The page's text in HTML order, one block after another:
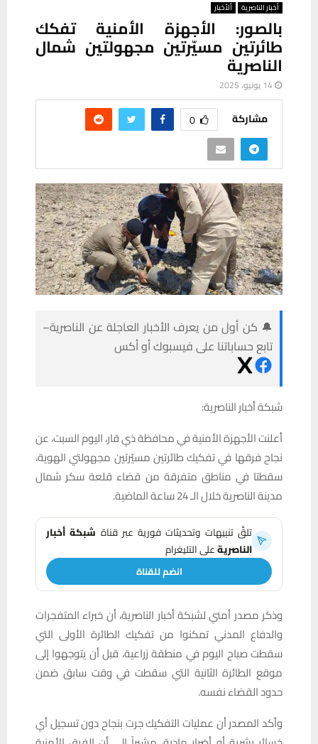
أخبار الناصرية ألأخبار
بالصور: الأجهزة الأمنية تفكك
طائرتين مسيّرتين مجهولتين شمال
الناصرية
14 يونيو، 2025
مشاركة 0
🔔 كن أول من يعرف الأخبار العاجلة عن الناصرية–
تابع حساباتنا على فيسبوك أو أكس
شبكة أخبار الناصرية:
أعلنت الأجهزة الأمنية في محافظة ذي قار، اليوم السبت، عن
نجاح فرقها في تفكيك طائرتين مسيّرتين مجهولتي الهوية،
سقطتا في مناطق متفرقة من قضاء قلعة سكر شمال
مدينة الناصرية خلال الـ 24 ساعة الماضية.
تلقَّ تنبيهات وتحديثات فورية عبر قناة شبكة أخبار
الناصريةعلى التليغرام
انضم للقناة
وذكر مصدر أمني لشبكة أخبار الناصرية، أن خبراء المتفجرات
والدفاع المدني تمكنوا من تفكيك الطائرة الأولى التي
سقطت صباح اليوم في منطقة زراعية، قبل أن يتوجهوا إلى
موقع الطائرة الثانية التي سقطت في وقت سابق ضمن
حدود القضاء نفسه.
وأكد المصدر أن عمليات التفكيك جرت بنجاح دون تسجيل أي